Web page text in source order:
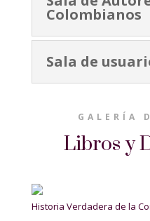
Colombianos
Sala de
GALERÍA
Libros y
Historia Verdadera de la